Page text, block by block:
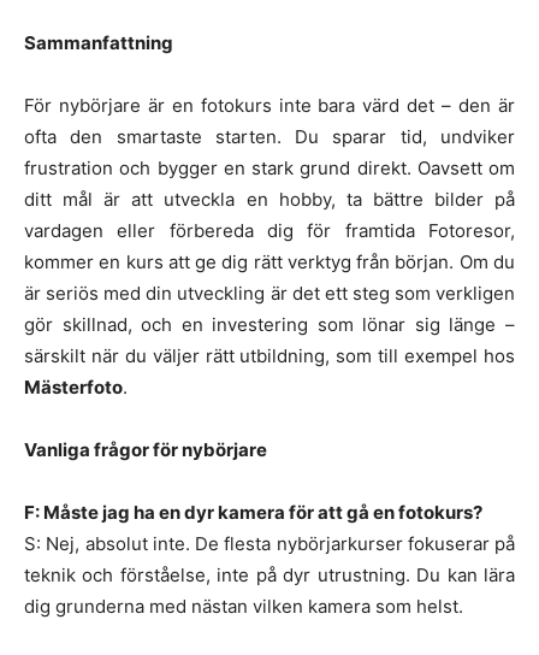
Sammanfattning
För nybörjare är en fotokurs inte bara värd det – den är
ofta den smartaste starten. Du sparar tid, undviker
frustration och bygger en stark grund direkt. Oavsett om
ditt mål är att utveckla en hobby, ta bättre bilder på
vardagen eller förbereda dig för framtida Fotoresor,
kommer en kurs att ge dig rätt verktyg från början. Om du
är seriös med din utveckling är det ett steg som verkligen
gör skillnad, och en investering som lönar sig länge –
särskilt när du väljer rätt utbildning, som till exempel hos
Mästerfoto.
Vanliga frågor för nybörjare
F: Måste jag ha en dyr kamera för att gå en fotokurs?
S: Nej, absolut inte. De flesta nybörjarkurser fokuserar på
teknik och förståelse, inte på dyr utrustning. Du kan lära
dig grunderna med nästan vilken kamera som helst.